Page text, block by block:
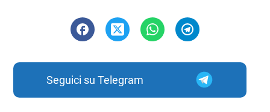
Seguici su Telegram